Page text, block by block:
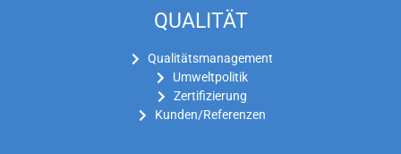
QUALITÄT
Qualitätsmanagement
Umweltpolitik
Zertifizierung
Kunden/Referenzen